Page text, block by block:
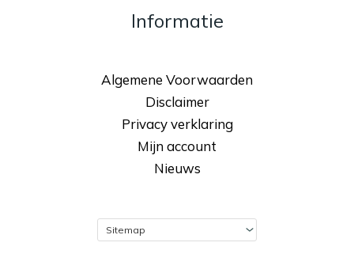
Informatie
Algemene Voorwaarden
Disclaimer
Privacy verklaring
Mijn account
Nieuws